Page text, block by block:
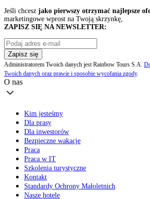
Jeśli chcesz jako pierwszy otrzymać najlepsze
marketingowe wprost na Twoją skrzynkę,
ZAPISZ SIĘ NA NEWSLETTER:
Zapisz się
Administratorem Twoich danych jest Rainbow Tours S.A.
Twoich danych oraz prawie i sposobie wycofania zgody.
O nas
Kim jesteśmy
Dla prasy
Dla inwestorów
Bezpieczne wakacje
Praca
Praca w IT
Szkolenia turystyczne
Kontakt
Standardy Ochrony Małoletnich
Nasze hotele